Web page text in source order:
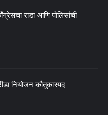
राडा आणि पोलिसांची
नियोजन कौतुकास्पद